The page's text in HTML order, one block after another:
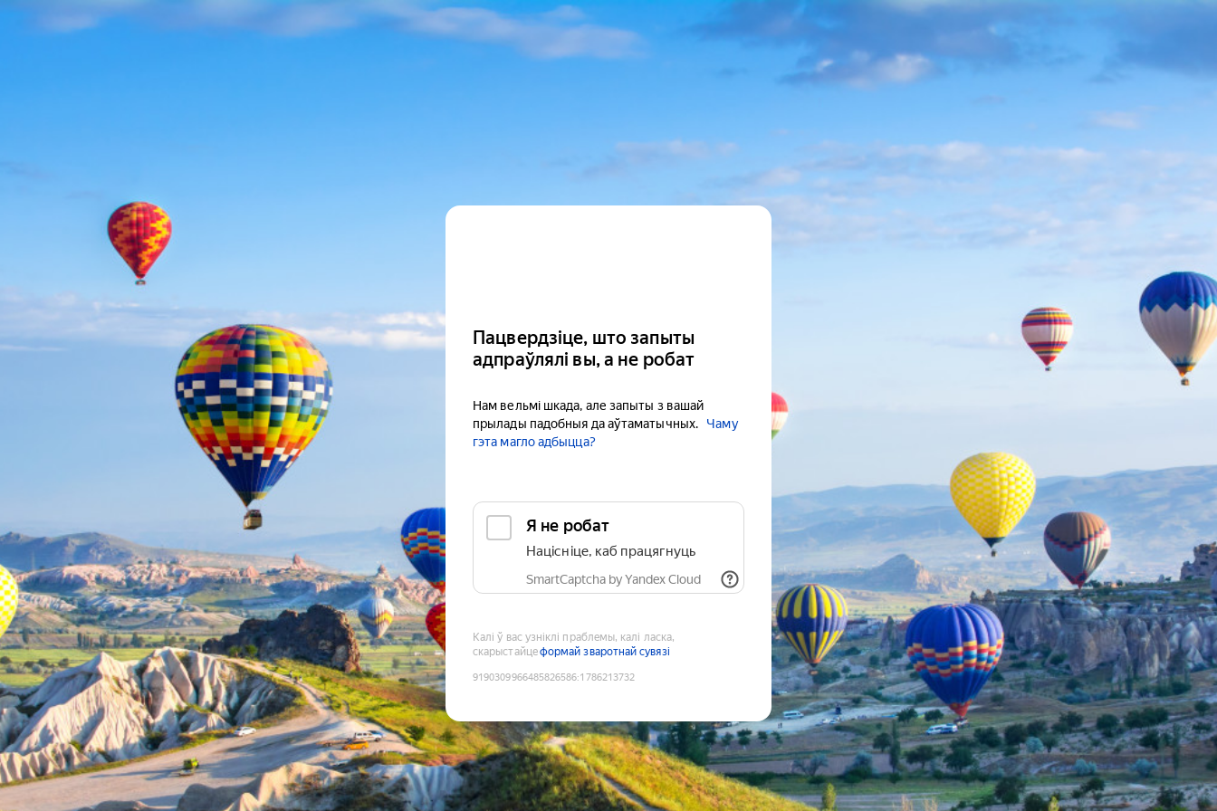
Пацвердзіце, што запыты
адпраўлялі вы, а не робат
Нам вельмі шкада, але запыты з вашай
прылады падобныя да аўтаматычных.
Чаму
гэта магло адбыцца?
Я не робат
Націсніце, каб працягнуць
SmartCaptcha by Yandex Cloud
Калі ў вас узніклі праблемы, калі ласка,
скарыстайцеформай зваротнай сувязі
9190309966485826586:1786213732